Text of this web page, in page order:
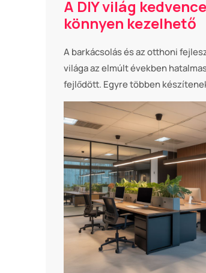
A DIY világ
könnyen kezelhető
A barkácsolás és az otthoni
világa az elmúlt években
fejlődött. Egyre többen